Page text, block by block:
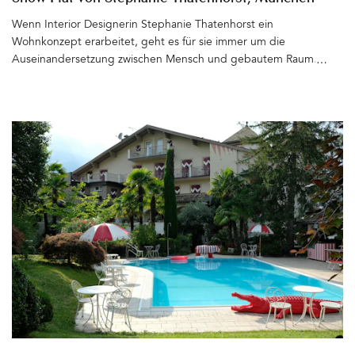
Wenn Interior Designerin Stephanie Thatenhorst ein
Wohnkonzept erarbeitet, geht es für sie immer um die
Auseinandersetzung zwischen Mensch und gebautem Raum.
unverwechselbaren Stil der Designerin widerspiegeln, doch stets
Bezug auf die Bedürfnisse der Auftraggeber nehmen. Wie schön,
wenn man als Designerin auch einmal die eigene Kundin sein und
eine neue Wohnung für die Familie gestalten darf. Noch dazu ein
frisch saniertes Altbau-Juwel, das über einen ehemaligen Kunden
an sie heran getragen wird – in einem der schönsten
Jugendstilhäuser Schwabings. Das Gebäude mit dem wohl
bezauberndsten Treppenhaus kennt Stephanie Thatenhorst
bereits aus der Zeit, als sie die Wohnung ihres späteren
Vermieters gestaltet und die Umsetzung begleitet. Dass sie
später ebenfalls in diesem Haus leben wird – purer Zufall,
Schicksal oder der ehrliche Verdienst guter Arbeit? Es trifft wohl
alles zu. Die Designerin entscheidet sich für die Anmietung der